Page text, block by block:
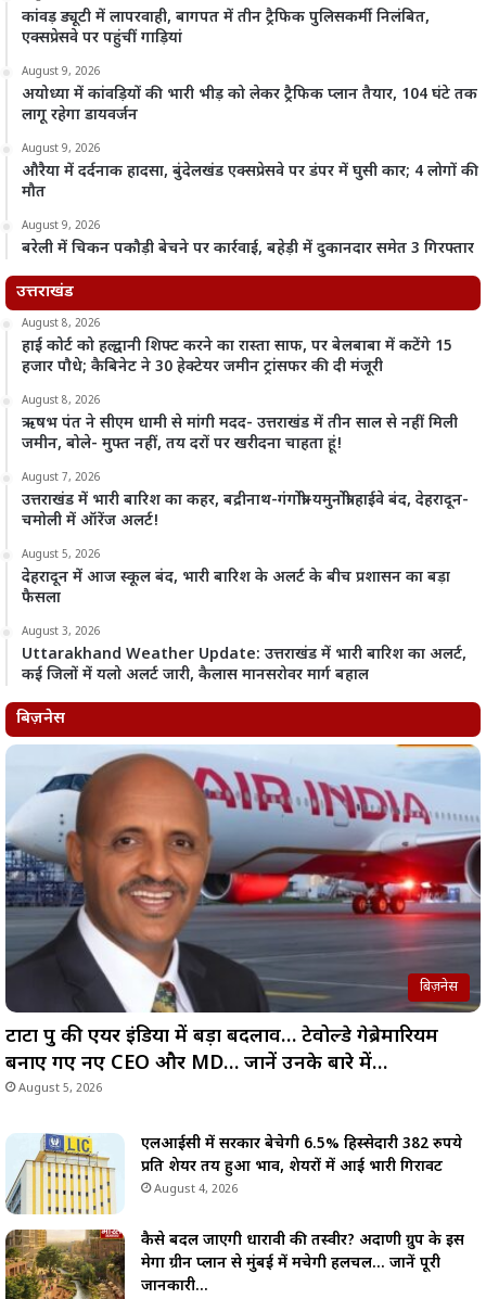
कांवड़ ड्यूटी में लापरवाही, बागपत में तीन ट्रैफिक पुलिसकर्मी निलंबित,
एक्सप्रेसवे पर पहुंचीं गाड़ियां
August 9, 2026
अयोध्या में कांवड़ियों की भारी भीड़ को लेकर ट्रैफिक प्लान तैयार, 104 घंटे तक
लागू रहेगा डायवर्जन
August 9, 2026
औरैया में दर्दनाक हादसा, बुंदेलखंड एक्सप्रेसवे पर डंपर में घुसी कार; 4 लोगों की
मौत
August 9, 2026
बरेली में चिकन पकौड़ी बेचने पर कार्रवाई, बहेड़ी में दुकानदार समेत 3 गिरफ्तार
उत्तराखंड
August 8, 2026
हाई कोर्ट को हल्द्वानी शिफ्ट करने का रास्ता साफ, पर बेलबाबा में कटेंगे 15
हजार पौधे; कैबिनेट ने 30 हेक्टेयर जमीन ट्रांसफर की दी मंजूरी
August 8, 2026
ऋषभ पंत ने सीएम धामी से मांगी मदद- उत्तराखंड में तीन साल से नहीं मिली
जमीन, बोले- मुफ्त नहीं, तय दरों पर खरीदना चाहता हूं!
August 7, 2026
उत्तराखंड में भारी बारिश का कहर, बद्रीनाथ-गंगोत्री-यमुनोत्री हाईवे बंद, देहरादून-
चमोली में ऑरेंज अलर्ट!
August 5, 2026
देहरादून में आज स्कूल बंद, भारी बारिश के अलर्ट के बीच प्रशासन का बड़ा
फैसला
August 3, 2026
Uttarakhand Weather Update: उत्तराखंड में भारी बारिश का अलर्ट,
कई जिलों में यलो अलर्ट जारी, कैलास मानसरोवर मार्ग बहाल
बिज़नेस
बिज़नेस
टाटा ग्रुप की एयर इंडिया में बड़ा बदलाव… टेवोल्डे गेब्रेमारियम
बनाए गए नए CEO और MD… जानें उनके बारे में…
August 5, 2026
एलआईसी में सरकार बेचेगी 6.5% हिस्सेदारी 382 रुपये
प्रति शेयर तय हुआ भाव, शेयरों में आई भारी गिरावट
August 4, 2026
कैसे बदल जाएगी धारावी की तस्वीर? अदाणी ग्रुप के इस
मेगा ग्रीन प्लान से मुंबई में मचेगी हलचल… जानें पूरी
जानकारी…